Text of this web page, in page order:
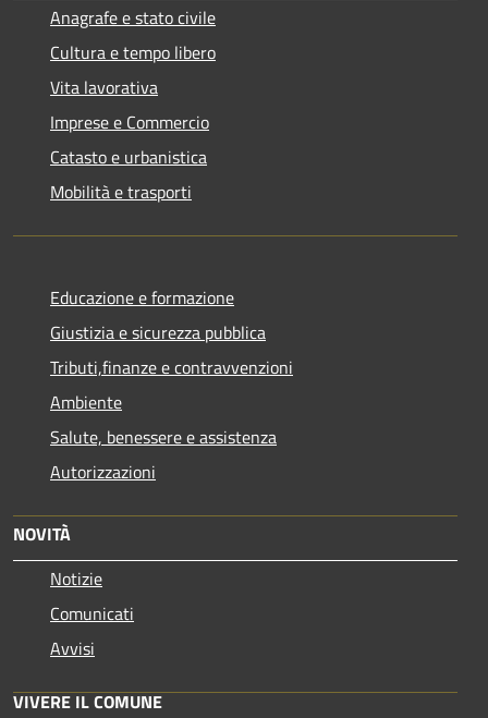
Anagrafe e stato civile
Cultura e tempo libero
Vita lavorativa
Imprese e Commercio
Catasto e urbanistica
Mobilità e trasporti
Educazione e formazione
Giustizia e sicurezza pubblica
Tributi,finanze e contravvenzioni
Ambiente
Salute, benessere e assistenza
Autorizzazioni
NOVITÀ
Notizie
Comunicati
Avvisi
VIVERE IL COMUNE